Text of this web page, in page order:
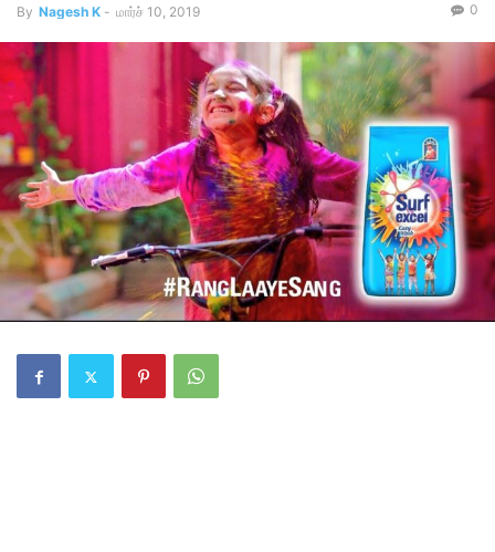
By Nagesh K - மார்ச் 10, 2019 0